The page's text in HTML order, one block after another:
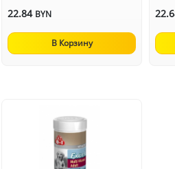
22.84 BYN
В Корзину